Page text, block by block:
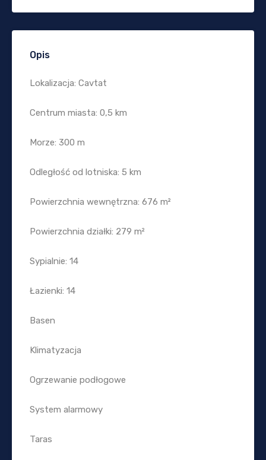
Opis
Lokalizacja: Cavtat
Centrum miasta: 0,5 km
Morze: 300 m
Odległość od lotniska: 5 km
Powierzchnia wewnętrzna: 676 m²
Powierzchnia działki: 279 m²
Sypialnie: 14
Łazienki: 14
Basen
Klimatyzacja
Ogrzewanie podłogowe
System alarmowy
Taras